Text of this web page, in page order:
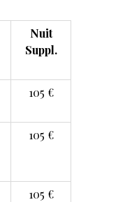
Nuit
Suppl.
105 €
105 €
105 €